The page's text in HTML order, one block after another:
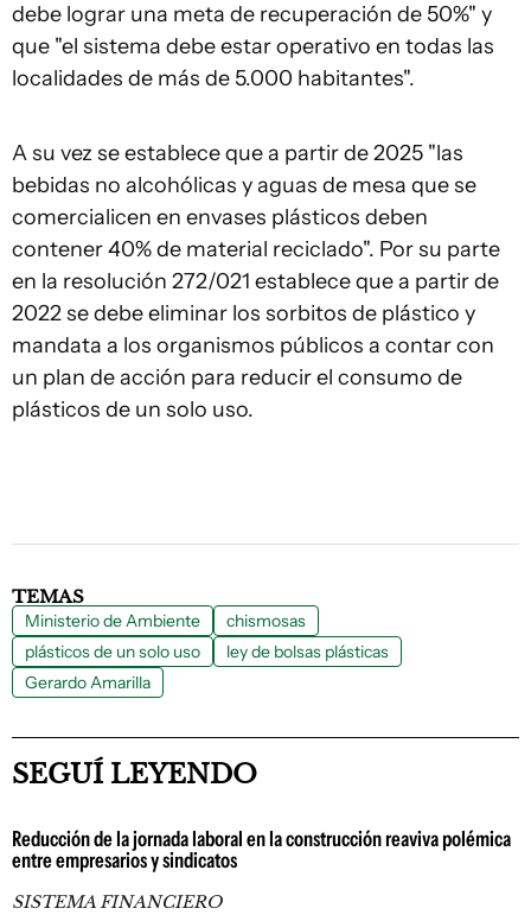
debe lograr una meta de recuperación de 50%" y
que "el sistema debe estar operativo en todas las
localidades de más de 5.000 habitantes".
A su vez se establece que a partir de 2025 "las
bebidas no alcohólicas y aguas de mesa que se
comercialicen en envases plásticos deben
contener 40% de material reciclado". Por su parte
en la resolución 272/021 establece que a partir de
2022 se debe eliminar los sorbitos de plástico y
mandata a los organismos públicos a contar con
un plan de acción para reducir el consumo de
plásticos de un solo uso.
TEMAS
Ministerio de Ambiente
chismosas
plásticos de un solo uso
ley de bolsas plásticas
Gerardo Amarilla
SEGUÍ LEYENDO
Reducción de la jornada laboral en la construcción reaviva polémica
entre empresarios y sindicatos
SISTEMA FINANCIERO